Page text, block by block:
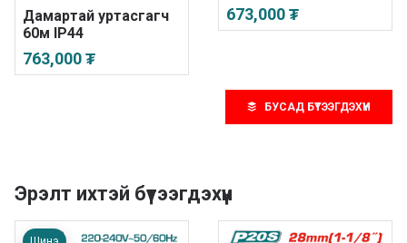
Дамартай уртасгагч
60м IP44
763,000 ₮
673,000 ₮
БУСАД БҮТЭЭГДЭХҮҮН
Эрэлт ихтэй бүтээгдэхүүн